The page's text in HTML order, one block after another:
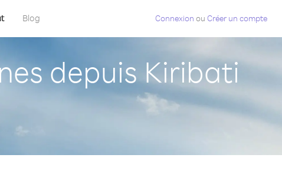
Blog Connexion ou Créer un compte
depuis Kiribati